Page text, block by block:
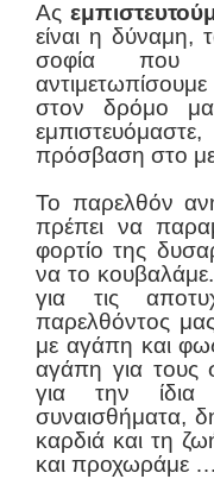
Ας
είναι η δύναμη,
σοφία που
στον δρόμο
πρόσβαση στο
Το παρελθόν
πρέπει να
φορτίο της
να το
για τις
παρελθόντος
με αγάπη και
αγάπη για
για την
συναισθήματα,
καρδιά και τη
και προχωράμε …